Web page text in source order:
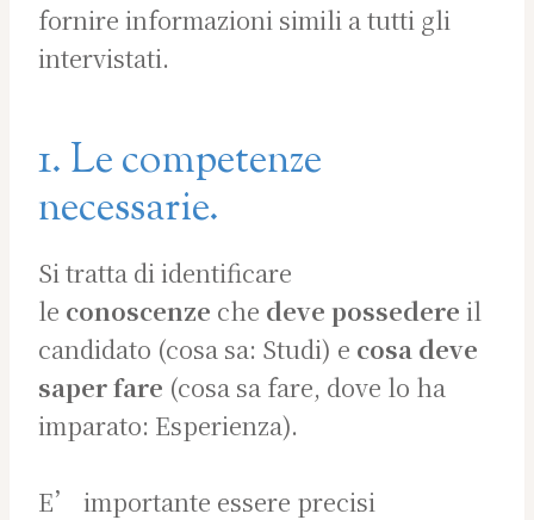
fornire informazioni simili a tutti gli
intervistati.
1. Le competenze
necessarie.
Si tratta di identificare
le conoscenze che deve possedere il
candidato (cosa sa: Studi) e cosa deve
saper fare (cosa sa fare, dove lo ha
imparato: Esperienza).
E’ importante essere precisi